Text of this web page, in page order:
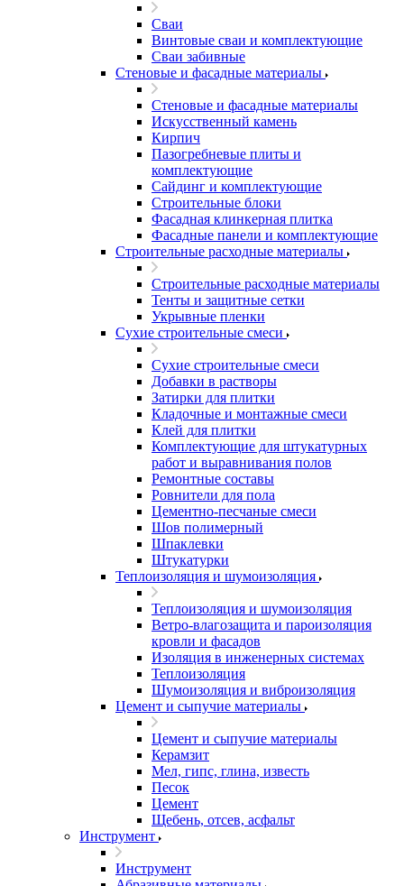
Сваи
Винтовые сваи и комплектующие
Сваи забивные
Стеновые и фасадные материалы
Стеновые и фасадные материалы
Искусственный камень
Кирпич
Пазогребневые плиты и
комплектующие
Сайдинг и комплектующие
Строительные блоки
Фасадная клинкерная плитка
Фасадные панели и комплектующие
Строительные расходные материалы
Строительные расходные материалы
Тенты и защитные сетки
Укрывные пленки
Сухие строительные смеси
Сухие строительные смеси
Добавки в растворы
Затирки для плитки
Кладочные и монтажные смеси
Клей для плитки
Комплектующие для штукатурных
работ и выравнивания полов
Ремонтные составы
Ровнители для пола
Цементно-песчаные смеси
Шов полимерный
Шпаклевки
Штукатурки
Теплоизоляция и шумоизоляция
Теплоизоляция и шумоизоляция
Ветро-влагозащита и пароизоляция
кровли и фасадов
Изоляция в инженерных системах
Теплоизоляция
Шумоизоляция и виброизоляция
Цемент и сыпучие материалы
Цемент и сыпучие материалы
Керамзит
Мел, гипс, глина, известь
Песок
Цемент
Щебень, отсев, асфальт
Инструмент
Инструмент